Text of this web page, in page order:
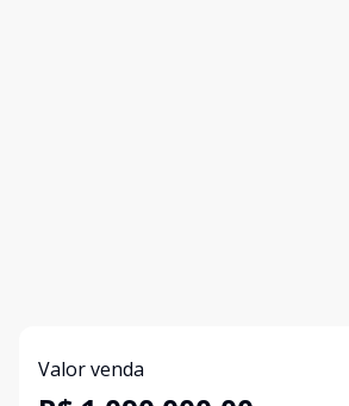
Valor venda